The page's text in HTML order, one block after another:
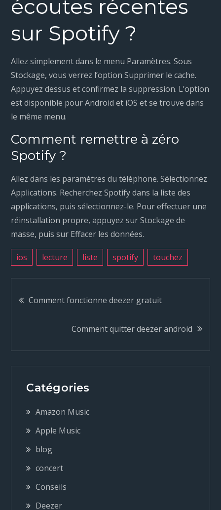
écoutes récentes
sur Spotify ?
Allez simplement dans le menu Paramètres. Sous
Stockage, vous verrez l’option Supprimer le cache.
Appuyez dessus et confirmez la suppression. L’option
est disponible pour Android et iOS et se trouve dans
le même menu.
Comment remettre à zéro
Spotify ?
Allez dans les paramètres du téléphone. Sélectionnez
Applications. Recherchez Spotify dans la liste des
applications, puis sélectionnez-le. Pour effectuer une
réinstallation propre, appuyez sur Stockage de
masse, puis sur Effacer les données.
ios lecture liste spotify touchez
N
v
g
a
t
Comment fonctionne deezer gratuit
Comment quitter deezer android
Catégories
Amazon Music
Apple Music
blog
concert
Conseils
Deezer